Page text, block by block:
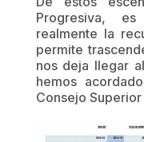
Progresiva,
realmente la
permite
nos deja llegar
hemos
Consejo